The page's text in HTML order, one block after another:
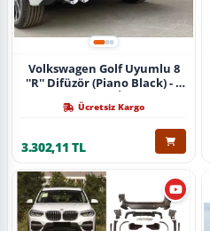
Volkswagen Golf Uyumlu 8
''R'' Difüzör (Piano Black) - 4
Paket İçin)
Ücretsiz Kargo
3.302,11 TL